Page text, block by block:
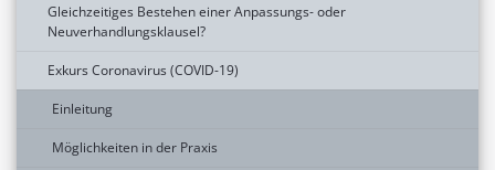
Gleichzeitiges Bestehen einer Anpassungs- oder
Neuverhandlungsklausel?
Exkurs Coronavirus (COVID-19)
Einleitung
Möglichkeiten in der Praxis